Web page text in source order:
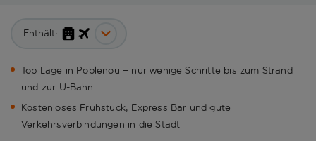
Enthält:
Top Lage in Poblenou – nur wenige Schritte bis zum Strand
und zur U-Bahn
Kostenloses Frühstück, Express Bar und gute
Verkehrsverbindungen in die Stadt